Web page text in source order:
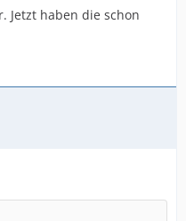
Jetzt haben die schon